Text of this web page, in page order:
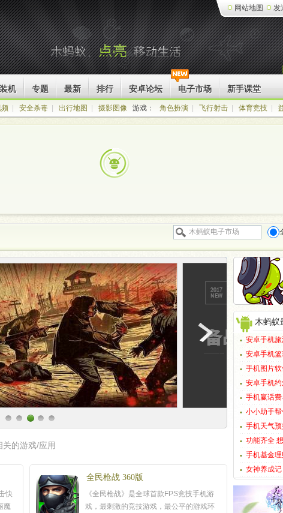
网站地图 发
装机 专题 最新 排行 安卓论坛 电子市场 新手课堂
安全杀毒 出行地图 摄影图像 游戏： 角色扮演 飞行射击 体育竞技
关的游戏/应用
快
魔
全民枪战 360版
《全民枪战》是全球首款FPS竞技手机游
戏，最刺激的竞技游戏，最公平的游戏环
木蚂蚁
安卓手机
安卓手机
手机图片
安卓手机
手机赢话
小小助手
手机天气
功能齐全
手机基金
女神养成